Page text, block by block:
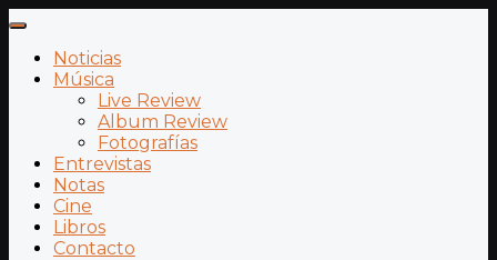
Noticias
Música
Live Review
Album Review
Fotografías
Entrevistas
Notas
Cine
Libros
Contacto